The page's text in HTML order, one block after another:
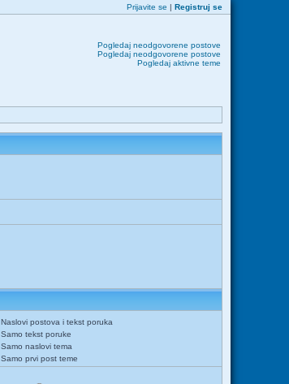
Prijavite se | Registruj se
Pogledaj neodgovorene postove
Pogledaj neodgovorene postove
Pogledaj aktivne teme
Naslovi postova i tekst poruka
Samo tekst poruke
Samo naslovi tema
Samo prvi post teme